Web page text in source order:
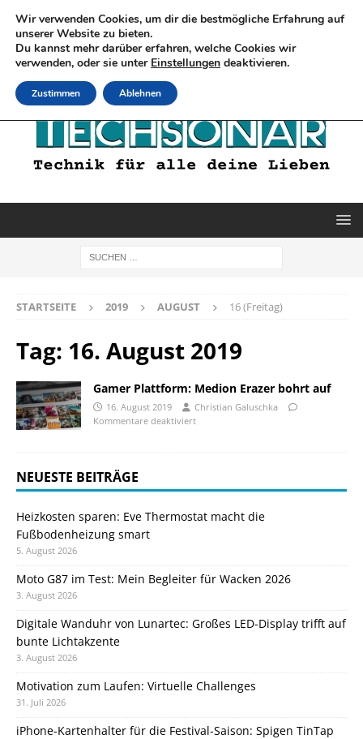
STARTSEITE 2019 AUGUST 16 (Freitag)
Tag: 16. August 2019
Gamer Plattform: Medion Erazer bohrt auf
16. August 2019
Christian Galuschka
Kommentare deaktiviert
NEUESTE BEITRÄGE
Heizkosten sparen: Eve Thermostat macht die
Fußbodenheizung smart
5. August 2026
Moto G87 im Test: Mein Begleiter für Wacken 2026
3. August 2026
Digitale Wanduhr von Lunartec: Großes LED-Display trifft auf
bunte Lichtakzente
3. August 2026
Motivation zum Laufen: Virtuelle Challenges
31. Juli 2026
iPhone-Kartenhalter für die Festival-Saison: Spigen TinTap
Wir verwenden Cookies, um dir die bestmögliche Erfahrung auf
unserer Website zu bieten.
Du kannst mehr darüber erfahren, welche Cookies wir
verwenden, oder sie unter Einstellungen deaktivieren.
Zustimmen Ablehnen